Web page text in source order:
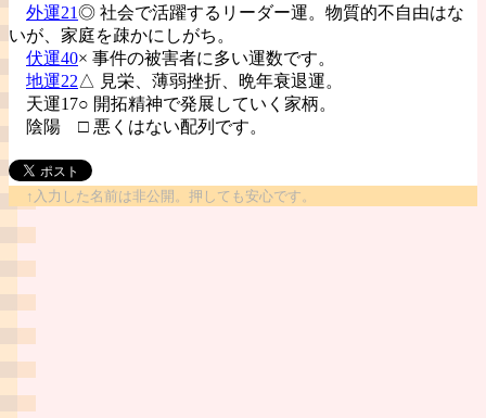
外運21◎ 社会で活躍するリーダー運。物質的不自由はな
いが、家庭を疎かにしがち。
伏運40× 事件の被害者に多い運数です。
地運22△ 見栄、薄弱挫折、晩年衰退運。
天運17○ 開拓精神で発展していく家柄。
陰陽 □ 悪くはない配列です。
↑入力した名前は非公開。押しても安心です。